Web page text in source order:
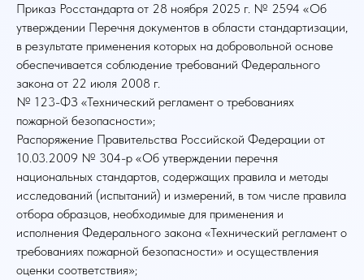
Приказ Росстандарта от 28 ноября 2025 г. № 2594 «Об
утверждении Перечня документов в области стандартизации,
в результате применения которых на добровольной основе
обеспечивается соблюдение требований Федерального
закона от 22 июля 2008 г.
№ 123-ФЗ «Технический регламент о требованиях
пожарной безопасности»;
Распоряжение Правительства Российской Федерации от
10.03.2009 № 304-р «Об утверждении перечня
национальных стандартов, содержащих правила и методы
исследований (испытаний) и измерений, в том числе правила
отбора образцов, необходимые для применения и
исполнения Федерального закона «Технический регламент о
требованиях пожарной безопасности» и осуществления
оценки соответствия»;